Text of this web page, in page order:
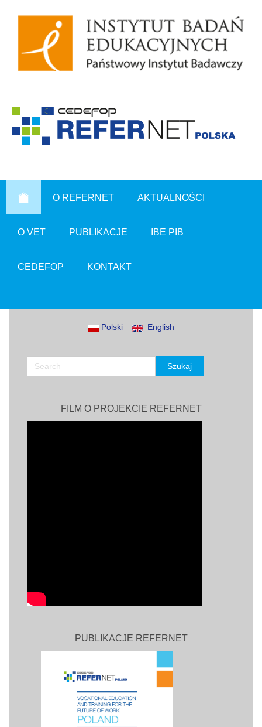
O REFERNET AKTUALNOŚCI
O VET PUBLIKACJE IBE PIB
CEDEFOP KONTAKT
Polski English
FILM O PROJEKCIE REFERNET
PUBLIKACJE REFERNET